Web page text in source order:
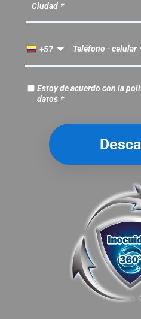
Ciudad
+57 Teléfono - celular
Estoy de acuerdo con la
datos